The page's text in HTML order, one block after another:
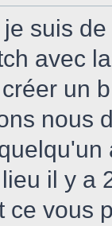
je suis
avec
un
nous
il y a
ce vous